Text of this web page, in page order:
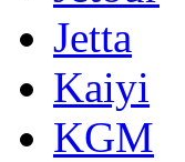
Jetta
Kaiyi
KGM